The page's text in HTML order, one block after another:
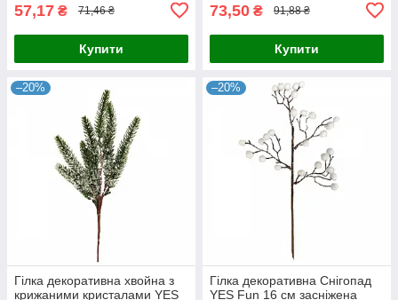
57,17 ₴ 71,46 ₴
Купити
73,50 ₴ 91,88 ₴
Купити
–20%
Гілка декоративна хвойна з
крижаними кристалами YES
–20%
Гілка декоративна Снігопад
YES Fun 16 см засніжена